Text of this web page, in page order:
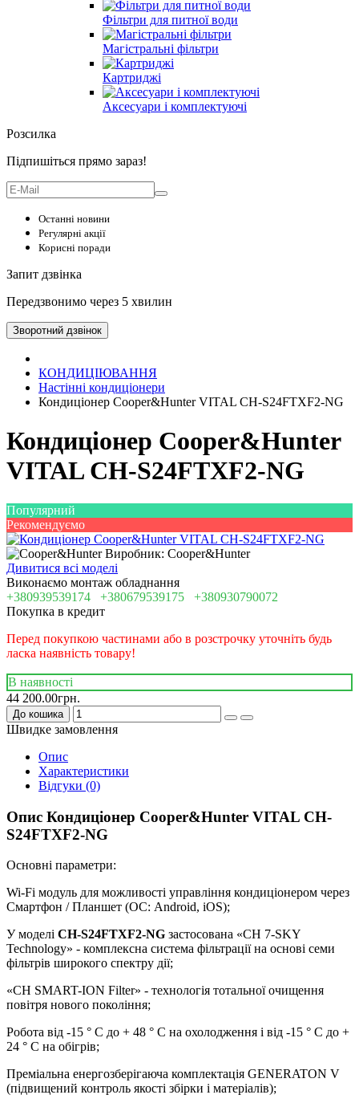
Фільтри для питної води
Магістральні фільтри
Картриджі
Аксесуари і комплектуючі
Розсилка
Підпишіться прямо зараз!
Останні новини
Регулярні акції
Корисні поради
Запит дзвінка
Передзвонимо через 5 хвилин
Зворотний дзвінок
КОНДИЦІЮВАННЯ
Настінні кондиціонери
Кондиціонер Cooper&Hunter VITAL CH-S24FTXF2-NG
Кондиціонер Cooper&Hunter
VITAL CH-S24FTXF2-NG
Популярний
Рекомендуємо
Виробник: Cooper&Hunter
Дивитися всі моделі
Виконаємо монтаж обладнання
+380939539174 +380679539175 +380930790072
Покупка в кредит
Перед покупкою частинами або в розстрочку уточніть будь
ласка наявність товару!
В наявності
44 200.00грн.
До кошика
Швидке замовлення
Опис
Характеристики
Відгуки (0)
Опис Кондиціонер Cooper&Hunter VITAL CH-
S24FTXF2-NG
Основні параметри:
Wi-Fi модуль для можливості управління кондиціонером через
Смартфон / Планшет (ОС: Android, iOS);
У моделі CH-S24FTXF2-NG застосована «CH 7-SKY
Technology» - комплексна система фільтрації на основі семи
фільтрів широкого спектру дії;
«CH SMART-ION Filter» - технологія тотальної очищення
повітря нового покоління;
Робота від -15 ° С до + 48 ° С на охолодження і від -15 ° С до +
24 ° С на обігрів;
Преміальна енергозберігаюча комплектація GENERATON V
(підвищений контроль якості збірки і матеріалів);